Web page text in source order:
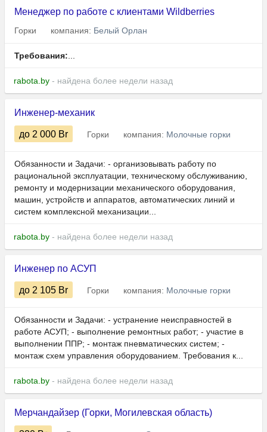
Менеджер по работе с клиентами Wildberries
Горки компания: Белый Орлан
Требования:...
rabota.by - найдена более недели назад
Инженер-механик
до 2 000 Br Горки компания: Молочные горки
Обязанности и Задачи: - организовывать работу по
рациональной эксплуатации, техническому обслуживанию,
ремонту и модернизации механического оборудования,
машин, устройств и аппаратов, автоматических линий и
систем комплексной механизации...
rabota.by - найдена более недели назад
Инженер по АСУП
до 2 105 Br Горки компания: Молочные горки
Обязанности и Задачи: - устранение неисправностей в
работе АСУП; - выполнение ремонтных работ; - участие в
выполнении ППР; - монтаж пневматических систем; -
монтаж схем управления оборудованием. Требования к...
rabota.by - найдена более недели назад
Мерчандайзер (Горки, Могилевская область)